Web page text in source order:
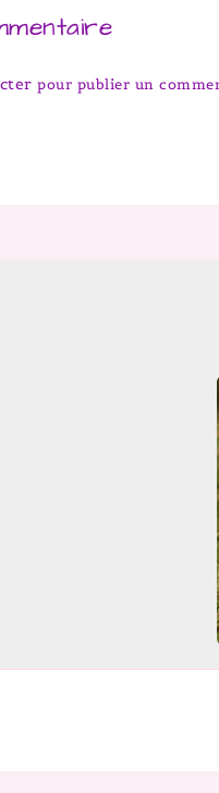
pour publier un